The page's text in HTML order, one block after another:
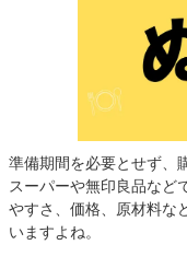
準備期間を必要とせず、
スーパーや無印良品など
やすさ、価格、原材料な
いますよね。